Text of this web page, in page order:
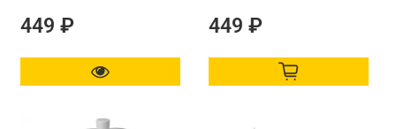
449 ₽ 449 ₽